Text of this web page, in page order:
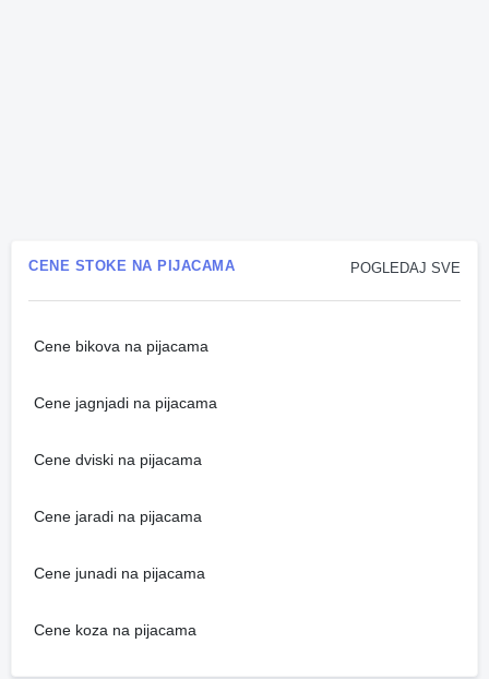
POGLEDAJ SVE
CENE STOKE NA PIJACAMA
Cene bikova na pijacama
Cene jagnjadi na pijacama
Cene dviski na pijacama
Cene jaradi na pijacama
Cene junadi na pijacama
Cene koza na pijacama